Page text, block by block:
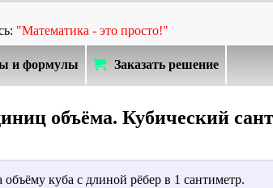
"Математика - это просто!"
и формулы Заказать решение
объёма. Кубический
куба с длиной рёбер в 1 сантиметр.